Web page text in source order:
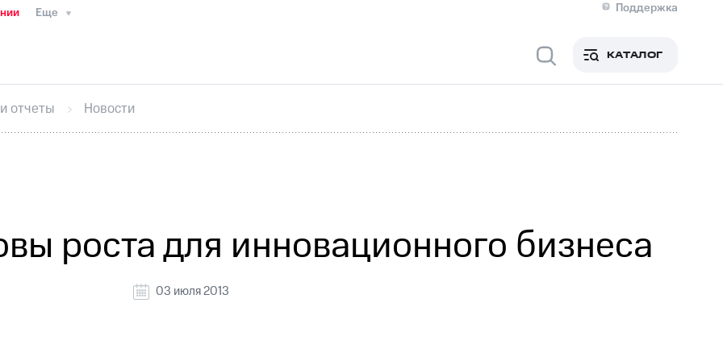
Еще
Поддержка
Медиа-центр
ИнтервьюФинансовая отчетностьКонтактыНовости в регионе
секретарьРаскрытие информации
кабинет акционераАкционерный капиталКонтроль и аудитРынок акций
КАТАЛОГ
отчеты Новости
роста для инновационного бизнеса
03 июля 2013